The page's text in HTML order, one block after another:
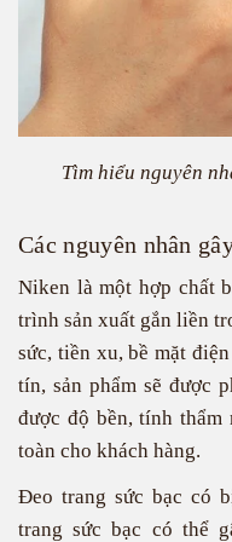
Tìm hiểu nguyên
Các nguyên nhân
Niken là một hợp chất
trình sản xuất gắn liền
sức, tiền xu, bề mặt
tín, sản phẩm sẽ được
được độ bền, tính thẩm
toàn cho khách hàng.
Đeo trang sức bạc có
trang sức bạc có thể